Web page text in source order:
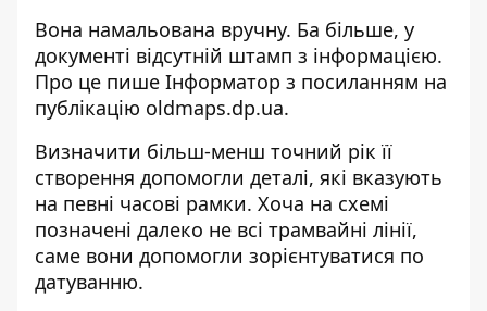
Вона намальована вручну. Ба більше, у
документі відсутній штамп з інформацією.
Про це пише Інформатор з посиланням на
публікацію oldmaps.dp.ua.
Визначити більш-менш точний рік її
створення допомогли деталі, які вказують
на певні часові рамки. Хоча на схемі
позначені далеко не всі трамвайні лінії,
саме вони допомогли зорієнтуватися по
датуванню.